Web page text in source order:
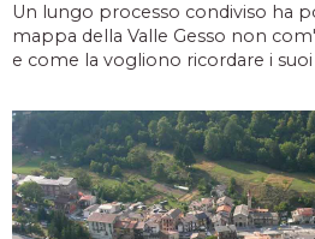
Un lungo processo condiviso ha
mappa della Valle Gesso non
e come la vogliono ricordare i